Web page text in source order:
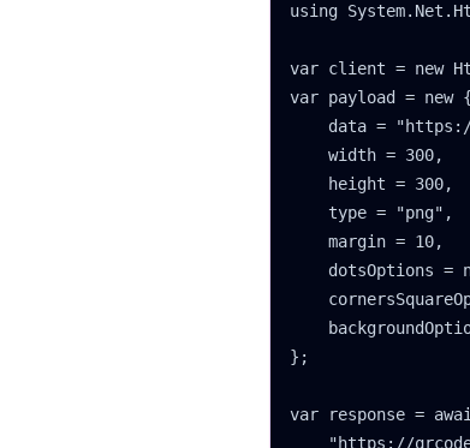
using
var client = new
var payload = new {
data =
    width = 300,
    height = 300,
    type = "png",
    margin = 10,
dotsOptions =
};
var response =
"https://